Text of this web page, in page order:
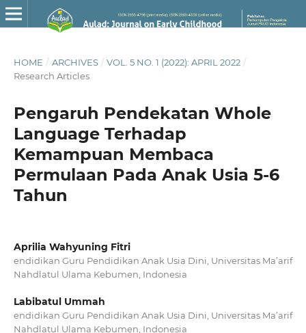
HOME / ARCHIVES / VOL. 5 NO. 1 (2022): APRIL 2022 /
Research Articles
Pengaruh Pendekatan Whole
Language Terhadap
Kemampuan Membaca
Permulaan Pada Anak Usia 5-6
Tahun
Aprilia Wahyuning Fitri
endidikan Guru Pendidikan Anak Usia Dini, Universitas Ma’arif
Nahdlatul Ulama Kebumen, Indonesia
Labibatul Ummah
endidikan Guru Pendidikan Anak Usia Dini, Universitas Ma’arif
Nahdlatul Ulama Kebumen, Indonesia